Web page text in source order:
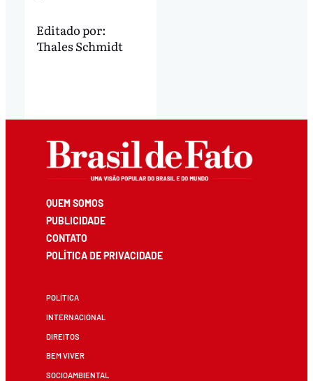
Editado por:
Thales Schmidt
QUEM SOMOS
PUBLICIDADE
CONTATO
POLÍTICA DE PRIVACIDADE
POLÍTICA
INTERNACIONAL
DIREITOS
BEM VIVER
SOCIOAMBIENTAL